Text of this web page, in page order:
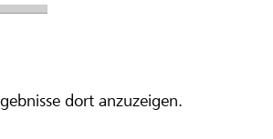
dort anzuzeigen.